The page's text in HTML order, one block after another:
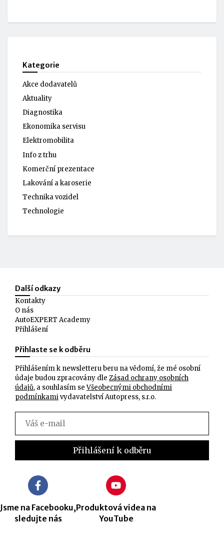
Kategorie
Akce dodavatelů
Aktuality
Diagnostika
Ekonomika servisu
Elektromobilita
Info z trhu
Komerční prezentace
Lakování a karoserie
Technika vozidel
Technologie
Další odkazy
Kontakty
O nás
AutoEXPERT Academy
Přihlášení
Přihlaste se k odběru
Přihlášením k newsletteru beru na vědomí, že mé osobní
údaje budou zpracovány dle Zásad ochrany osobních
údajů, a souhlasím seVšeobecnými obchodními
podmínkamivydavatelství Autopress, s.r.o.
Jsme na Facebooku,
sledujte nás
Produktová videa na
YouTube